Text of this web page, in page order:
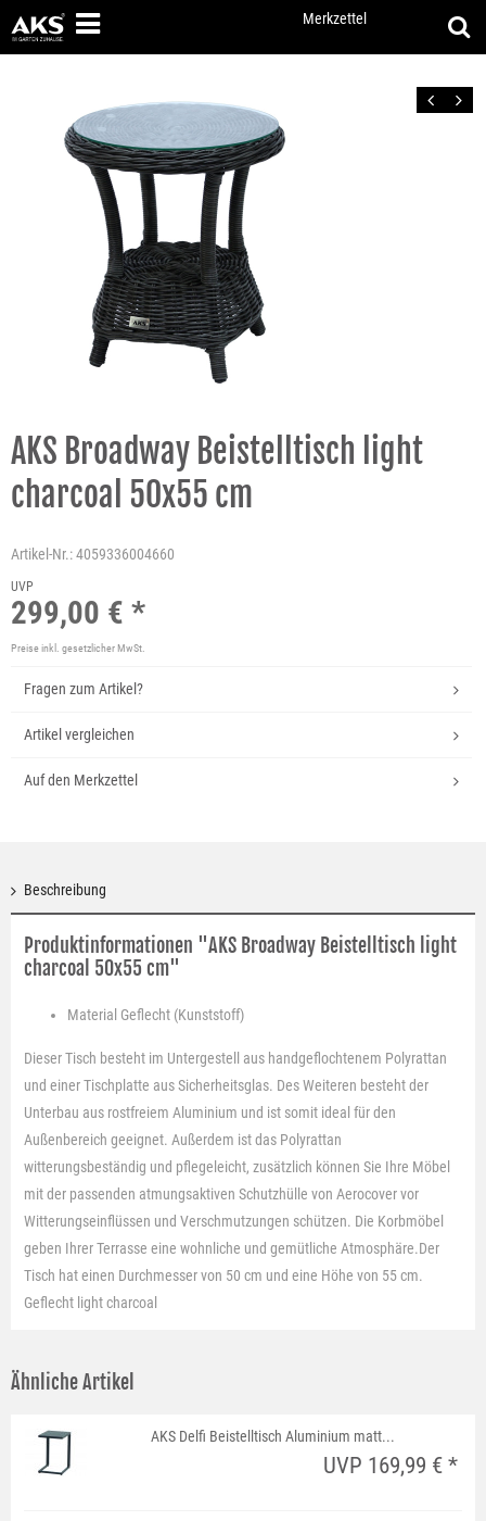
Merkzettel
Zurück Vor
AKS Broadway Beistelltisch light
charcoal 50x55 cm
Artikel-Nr.:4059336004660
UVP
299,00 € *
Preise inkl. gesetzlicher MwSt.
Fragen zum Artikel?
Artikel vergleichen
Auf den Merkzettel
Beschreibung
Produktinformationen "AKS Broadway Beistelltisch light
charcoal 50x55 cm"
Material Geflecht (Kunststoff)
Dieser Tisch besteht im Untergestell aus handgeflochtenem Polyrattan
und einer Tischplatte aus Sicherheitsglas. Des Weiteren besteht der
Unterbau aus rostfreiem Aluminium und ist somit ideal für den
Außenbereich geeignet. Außerdem ist das Polyrattan
witterungsbeständig und pflegeleicht, zusätzlich können Sie Ihre Möbel
mit der passenden atmungsaktiven Schutzhülle von Aerocover vor
Witterungseinflüssen und Verschmutzungen schützen. Die Korbmöbel
geben Ihrer Terrasse eine wohnliche und gemütliche Atmosphäre.Der
Tisch hat einen Durchmesser von 50 cm und eine Höhe von 55 cm.
Geflecht light charcoal
Ähnliche Artikel
AKS Delfi Beistelltisch Aluminium matt...
UVP 169,99 € *